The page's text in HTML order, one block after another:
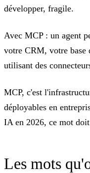
développer, fragile.
Avec MCP : un agent
votre CRM, votre base
utilisant des
MCP, c'est
déployables en
IA en 2026, ce mot
Les mots